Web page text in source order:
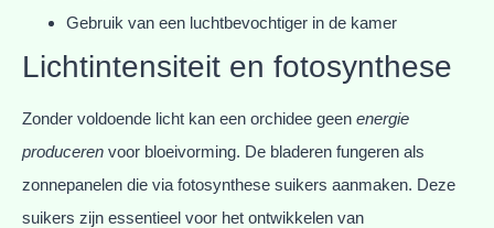
Gebruik van een luchtbevochtiger in de kamer
Lichtintensiteit en fotosynthese
Zonder voldoende licht kan een orchidee geen energie
produceren voor bloeivorming. De bladeren fungeren als
zonnepanelen die via fotosynthese suikers aanmaken. Deze
suikers zijn essentieel voor het ontwikkelen van